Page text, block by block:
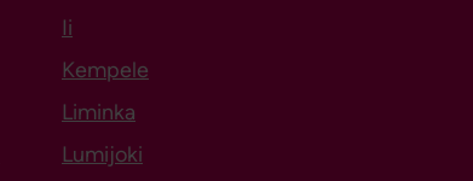
Ii
Kempele
Liminka
Lumijoki